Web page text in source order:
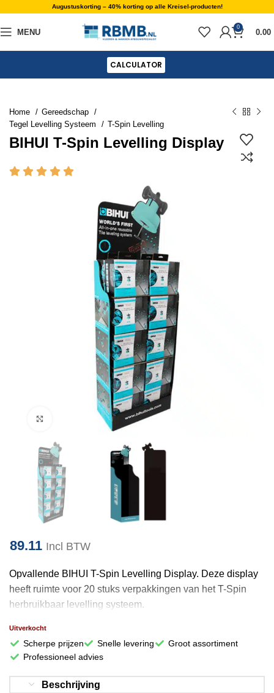
Augustuskorting – 40% korting op alle Kreisel-producten!
MENU
0
0.00
CALCULATOR
Home
Gereedschap
Tegel Levelling Systeem
T-Spin Levelling
BIHUI T-Spin Levelling Display
Klik om te vergroten
89.11 Incl BTW
Opvallende BIHUI T-Spin Levelling Display. Deze display
heeft ruimte voor 20 stuks verpakkingen van het T-Spin
herbruikbaar levelling systeem.
Uitverkocht
Scherpe prijzen Snelle levering
Groot assortiment
Professioneel advies
Beschrijving